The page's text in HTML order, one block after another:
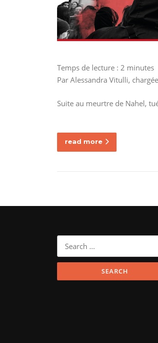
Temps de lecture : 2 minutes
Par Alessandra Vitulli,
Suite au meurtre de Nahel,
read more
for: